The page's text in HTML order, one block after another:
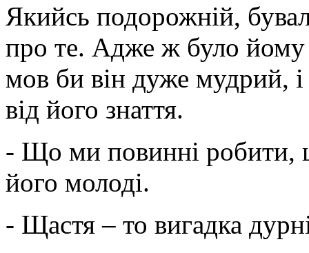
Якийсь подорожній,
про те. Адже ж було йому
мов би він дуже мудрий,
від його знаття.
- Що ми повинні робити,
його молоді.
- Щастя – то вигадка